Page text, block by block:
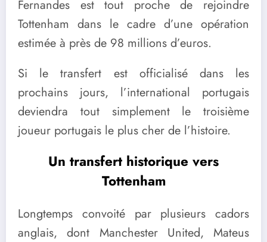
Fernandes est tout proche de rejoindre
Tottenham dans le cadre d’une opération
estimée à près de 98 millions d’euros.
Si le transfert est officialisé dans les
prochains jours, l’international portugais
deviendra tout simplement le troisième
joueur portugais le plus cher de l’histoire.
Un transfert historique vers
Tottenham
Longtemps convoité par plusieurs cadors
anglais, dont Manchester United, Mateus